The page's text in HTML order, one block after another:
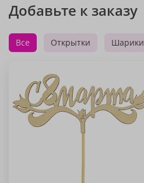
Добавьте к заказу
Все Открытки Шарики